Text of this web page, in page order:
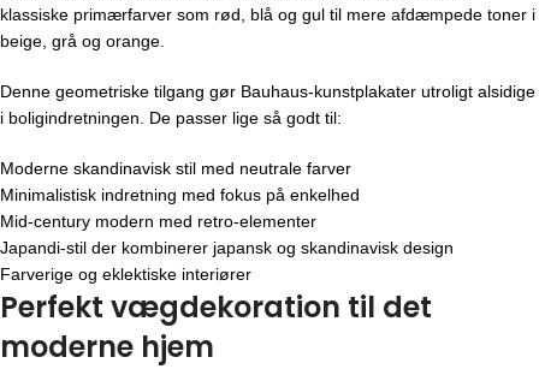
klassiske primærfarver som rød, blå og gul til mere afdæmpede toner i
beige, grå og orange.
Denne geometriske tilgang gør Bauhaus-kunstplakater utroligt alsidige
i boligindretningen. De passer lige så godt til:
Moderne skandinavisk stil med neutrale farver
Minimalistisk indretning med fokus på enkelhed
Mid-century modern med retro-elementer
Japandi-stil der kombinerer japansk og skandinavisk design
Farverige og eklektiske interiører
Perfekt vægdekoration til det
moderne hjem